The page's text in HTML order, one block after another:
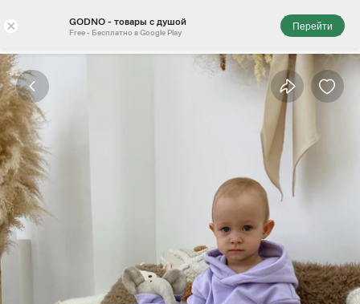
× GODNO - товары с душой
Free - Бесплатно в Google Play
Перейти